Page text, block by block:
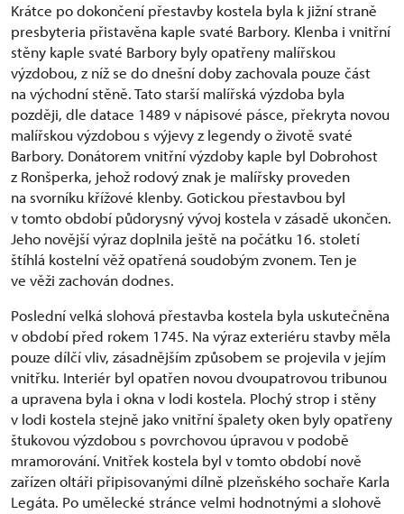
Krátce po dokončení přestavby kostela byla k jižní straně
presbyteria přistavěna kaple svaté Barbory. Klenba i vnitřní
stěny kaple svaté Barbory byly opatřeny malířskou
výzdobou, z níž se do dnešní doby zachovala pouze část
na východní stěně. Tato starší malířská výzdoba byla
později, dle datace 1489 v nápisové pásce, překryta novou
malířskou výzdobou s výjevy z legendy o životě svaté
Barbory. Donátorem vnitřní výzdoby kaple byl Dobrohost
z Ronšperka, jehož rodový znak je malířsky proveden
na svorníku křížové klenby. Gotickou přestavbou byl
v tomto období půdorysný vývoj kostela v zásadě ukončen.
Jeho novější výraz doplnila ještě na počátku 16. století
štíhlá kostelní věž opatřená soudobým zvonem. Ten je
ve věži zachován dodnes.
Poslední velká slohová přestavba kostela byla uskutečněna
v období před rokem 1745. Na výraz exteriéru stavby měla
pouze dílčí vliv, zásadnějším způsobem se projevila v jejím
vnitřku. Interiér byl opatřen novou dvoupatrovou tribunou
a upravena byla i okna v lodi kostela. Plochý strop i stěny
v lodi kostela stejně jako vnitřní špalety oken byly opatřeny
štukovou výzdobou s povrchovou úpravou v podobě
mramorování. Vnitřek kostela byl v tomto období nově
zařízen oltáři připisovanými dílně plzeňského sochaře Karla
Legáta. Po umělecké stránce velmi hodnotnými a slohově